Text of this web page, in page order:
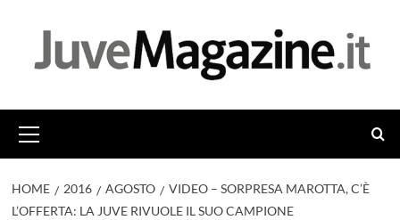
principale
HOME 2016 AGOSTO
VIDEO – SORPRESA MAROTTA, C’È
L’OFFERTA: LA JUVE RIVUOLE IL SUO CAMPIONE